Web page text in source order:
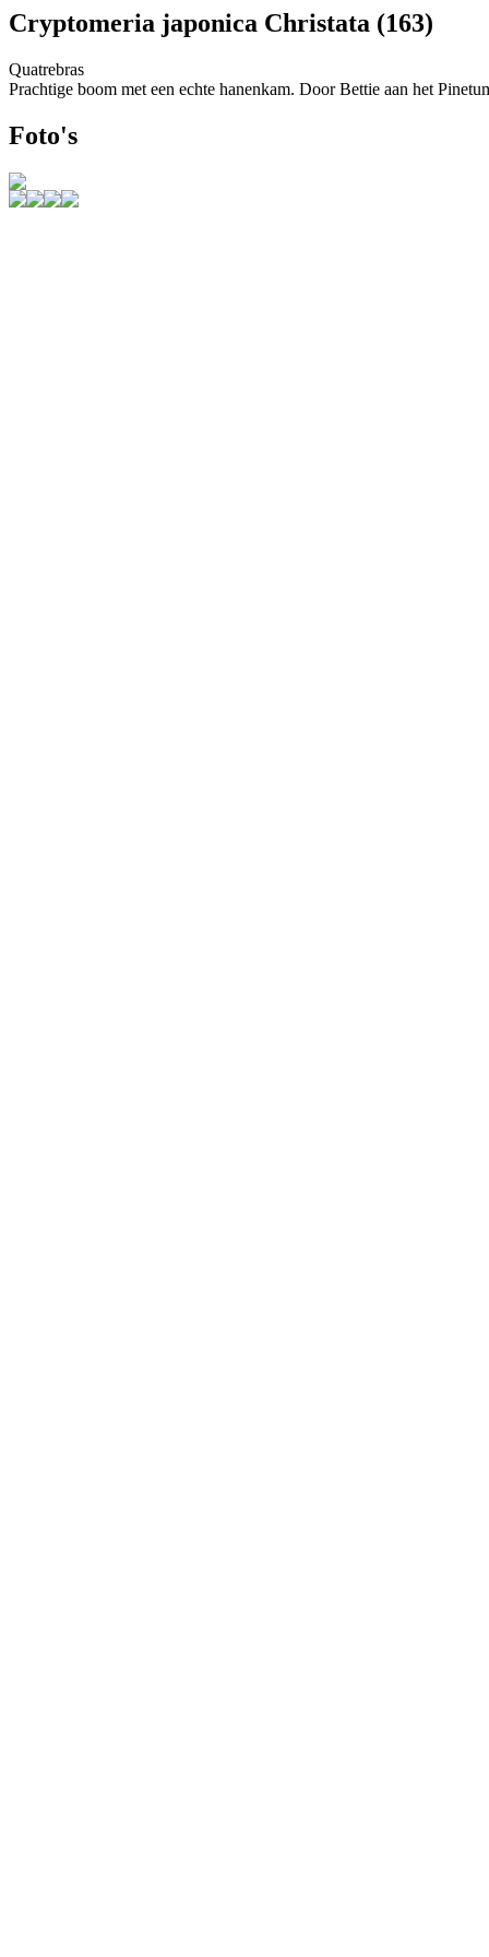
Cryptomeria japonica Christata (163)
Quatrebras
Prachtige boom met een echte hanenkam. Door Bettie aan het
Foto's